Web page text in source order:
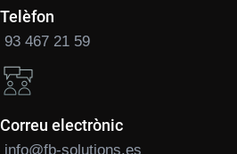
Telèfon
93 467 21 59
Correu electrònic
info@fb-solutions.es